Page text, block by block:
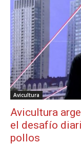
Avicultura
Avicultura
el desafío
pollos